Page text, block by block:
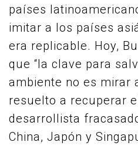
países
imitar a los países
era replicable. Hoy,
que “la clave para
ambiente no es mirar
resuelto a recuperar
desarrollista
China, Japón y